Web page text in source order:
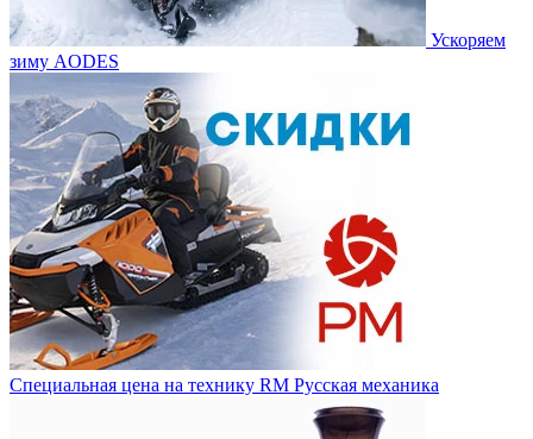
Ускоряем
зиму AODES
Специальная цена на технику RM Русская механика